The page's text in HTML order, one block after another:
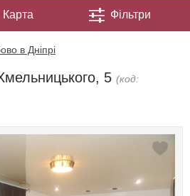
Карта Фільтри
в Дніпрі
5 (код: